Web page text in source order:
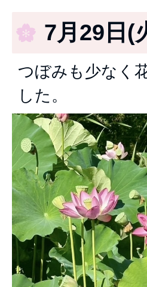
7月29日(
つぼみも少なく
した。